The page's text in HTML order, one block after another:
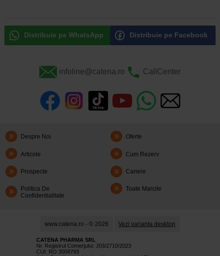
Distribuie pe WhatsApp Distribuie pe Facebook
infoline@catena.ro CallCenter
Despre Noi Oferte
Articole Cum Rezerv
Prospecte Cariere
Politica De
Confidentialitate
Toate Marcile
www.catena.ro - © 2026 Vezi varianta desktop
CATENA PHARMA SRL
Nr. Registrul Comerţului: J03/2710/2023
CUI: RO 3008793